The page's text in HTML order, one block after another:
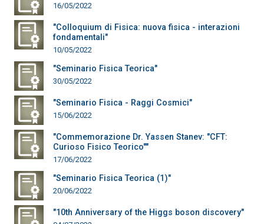
16/05/2022
"Colloquium di Fisica: nuova fisica - interazioni
fondamentali"
10/05/2022
"Seminario Fisica Teorica"
30/05/2022
"Seminario Fisica - Raggi Cosmici"
15/06/2022
"Commemorazione Dr. Yassen Stanev: "CFT:
Curioso Fisico Teorico""
17/06/2022
"Seminario Fisica Teorica (1)"
20/06/2022
"10th Anniversary of the Higgs boson discovery"